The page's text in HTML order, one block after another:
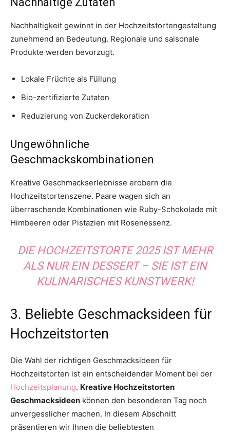
Nachhaltigkeit gewinnt in der Hochzeitstortengestaltung
zunehmend an Bedeutung. Regionale und saisonale
Produkte werden bevorzugt.
Lokale Früchte als Füllung
Bio-zertifizierte Zutaten
Reduzierung von Zuckerdekoration
Ungewöhnliche
Geschmackskombinationen
Kreative Geschmackserlebnisse erobern die
Hochzeitstortenszene. Paare wagen sich an
überraschende Kombinationen wie Ruby-Schokolade mit
Himbeeren oder Pistazien mit Rosenessenz.
DIE HOCHZEITSTORTE 2025 IST MEHR
ALS NUR EIN DESSERT – SIE IST EIN
KULINARISCHES KUNSTWERK!
3. Beliebte Geschmacksideen für
Hochzeitstorten
Die Wahl der richtigen Geschmacksideen für
Hochzeitstorten ist ein entscheidender Moment bei der
Hochzeitsplanung. Kreative Hochzeitstorten
Geschmacksideen können den besonderen Tag noch
unvergesslicher machen. In diesem Abschnitt
präsentieren wir Ihnen die beliebtesten